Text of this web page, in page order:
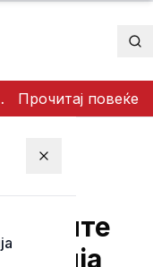
Груби Прочитај повеќе
Затвори мени